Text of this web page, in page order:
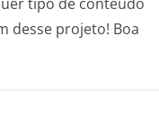
desse projeto! Boa